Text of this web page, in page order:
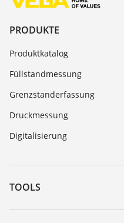
PRODUKTE
Produktkatalog
Füllstandmessung
Grenzstanderfassung
Druckmessung
Digitalisierung
TOOLS
Download-Center